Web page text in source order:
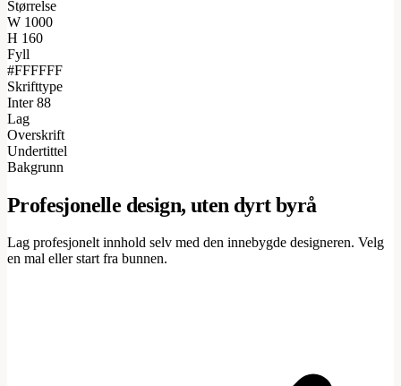
Størrelse
W 1000
H 160
Fyll
#FFFFFF
Skrifttype
Inter 88
Lag
Overskrift
Undertittel
Bakgrunn
Profesjonelle design, uten dyrt byrå
Lag profesjonelt innhold selv med den innebygde designeren. Velg
en mal eller start fra bunnen.